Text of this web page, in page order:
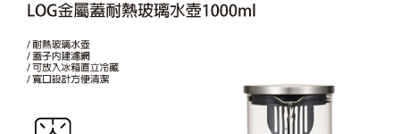
【注意事項】
用戶於交易時，得透過本服務購買商品或服務，並由商店將買賣／分期付款
買賣價金債權讓與本公司後，依約使用本公司帳單繳交帳款。
2.基於同意付款使用「大哥付你分期」之契約關係目的，商店將以您的個人
資料（包含姓名、電話或地址）提供予台灣大哥大進項蒐集、處理及利用，
由本公司與您本人進行分期帳單所需資料之確認、核對及更正。
3.完整用戶服務條款，請詳閱以下連結：
https://oppay.tw/userRule
ATM／網路銀行／等多元方式進行付款，方視為交易完成。
購買商品的店家。未經商家同意取消之訂單仍視為有效，需透過AFTEE先享
後付繳納相關費用。
※ 交易是否成功請以「AFTEE先享後付 」之結帳頁面顯示為準，若有關於
是否繳費成功／繳費後需取消欲退款等相關疑問，請聯繫「AFTEE先享後付
https://netprotections.freshdesk.com/support/home
每筆NT$100，滿NT$1,000(含以上)免運費
京站台北店客服中心(1F星巴克旁) 即日起不提供京站紙袋，取件時
免運費